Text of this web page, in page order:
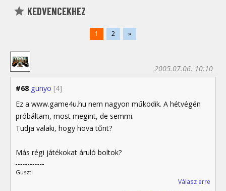
KEDVENCEKHEZ
1 2 »
#68 gunyo [4]
2005.07.06. 10:10
Ez a www.game4u.hu nem nagyon működik. A hétvégén
próbáltam, most megint, de semmi.
Tudja valaki, hogy hova tűnt?
Más régi játékokat áruló boltok?
Guszti
Válasz erre